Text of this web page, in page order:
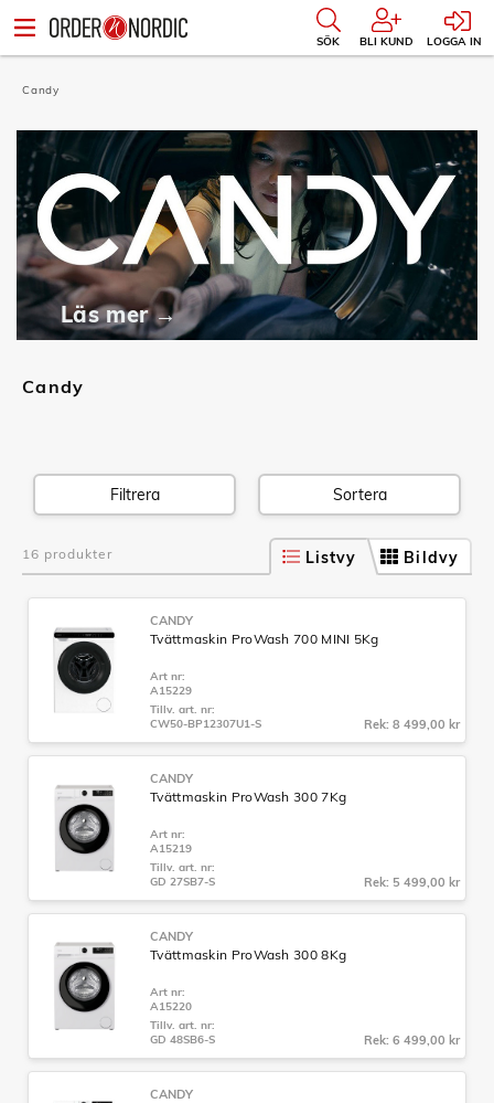
SÖK BLI KUND LOGGA IN
Candy
Läs mer →
Candy
Filtrera Sortera
16 produkter Bildvy
Listvy
CANDY
Tvättmaskin ProWash 700 MINI 5Kg
Art nr:
A15229
Tillv. art. nr:
CW50-BP12307U1-S
Rek: 8 499,00 kr
CANDY
Tvättmaskin ProWash 300 7Kg
Art nr:
A15219
Tillv. art. nr:
GD 27SB7-S
Rek: 5 499,00 kr
CANDY
Tvättmaskin ProWash 300 8Kg
Art nr:
A15220
Tillv. art. nr:
GD 48SB6-S
Rek: 6 499,00 kr
CANDY